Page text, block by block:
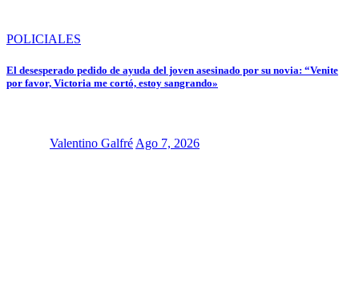
POLICIALES
El desesperado pedido de ayuda del joven asesinado por su novia: “Venite
por favor, Victoria me cortó, estoy sangrando»
Valentino Galfré Ago 7, 2026